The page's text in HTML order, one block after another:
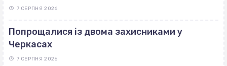
7 СЕРПНЯ 2026
Попрощалися із двома захисниками у
Черкасах
7 СЕРПНЯ 2026